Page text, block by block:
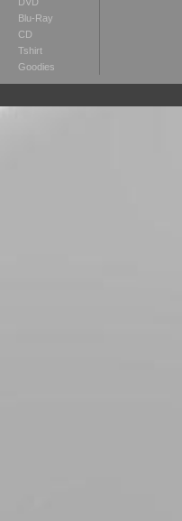
Blu-Ray
CD
Tshirt
Goodies